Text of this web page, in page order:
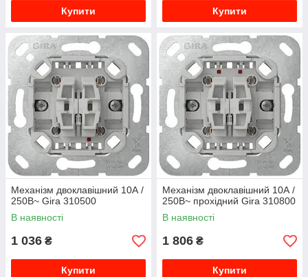
Купити Купити
Механізм двоклавішний 10А /
250В~ Gira 310500
В наявності
1 036 ₴
Купити
Механізм двоклавішний 10А /
250В~ прохідний Gira 310800
В наявності
1 806 ₴
Купити